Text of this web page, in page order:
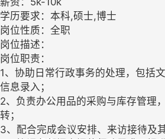
学历要求：本科,硕士,博士
岗位性质：全职
岗位描述：
岗位职责：
1、协助日常行政事务的处理，包括
信息录入；
2、负责办公用品的采购与库存管理
转；
3、配合完成会议安排、来访接待及